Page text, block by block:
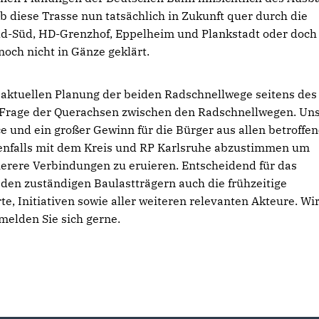
diese Trasse nun tatsächlich in Zukunft quer durch die
HD-Grenzhof, Eppelheim und Plankstadt oder doch
nicht in Gänze geklärt.
Planung der beiden Radschnellwege seitens des
der Querachsen zwischen den Radschnellwegen.
und ein großer Gewinn für die Bürger aus allen
mit dem Kreis und RP Karlsruhe abzustimmen um
Verbindungen zu eruieren. Entscheidend für das
zuständigen Baulastträgern auch die frühzeitige
Initiativen sowie aller weiteren relevanten Akteure. Wir
Sie sich gerne.